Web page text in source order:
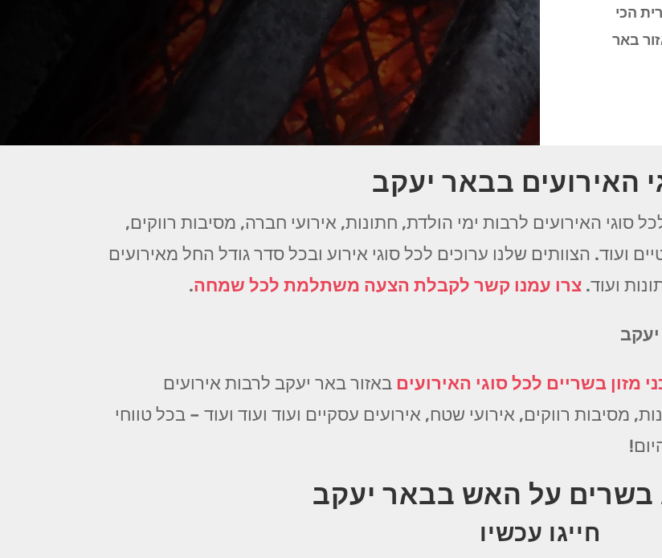
הכי
באר
האירועים בבאר יעקב
סוגי האירועים לרבות ימי הולדת, חתונות, אירועי חברה, מסיבות רווקים,
ועוד. הצוותים שלנו ערוכים לכל סוגי אירוע ובכל סדר גודל החל מאירועים
ועוד.צרו עמנו קשר לקבלת הצעה משתלמת לכל שמחה.
מזון בשריים לכל סוגי האירועים באזור באר יעקב לרבות אירועים
מסיבות רווקים, אירועי שטח, אירועים עסקיים ועוד ועוד ועוד – בכל טווחי
בשרים על האש בבאר יעקב
חייגו עכשיו